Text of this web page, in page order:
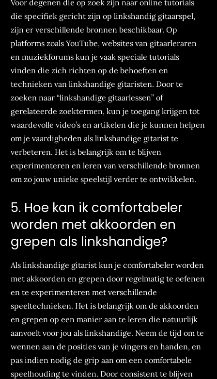
Voor degenen die op zoek zijn naar online tutorials
die specifiek gericht zijn op linkshandig gitaarspel,
zijn er verschillende bronnen beschikbaar. Op
platforms zoals YouTube, websites van gitaarleraren
en muziekforums kun je vaak speciale tutorials
vinden die zich richten op de behoeften en
technieken van linkshandige gitaristen. Door te
zoeken naar “linkshandige gitaarlessen” of
gerelateerde zoektermen, kun je toegang krijgen tot
waardevolle video’s en artikelen die je kunnen helpen
om je vaardigheden als linkshandige gitarist te
verbeteren. Het is belangrijk om te blijven
experimenteren en leren van verschillende bronnen
om zo jouw unieke speelstijl verder te ontwikkelen.
5. Hoe kan ik comfortabeler
worden met akkoorden en
grepen als linkshandige?
Als linkshandige gitarist kun je comfortabeler worden
met akkoorden en grepen door regelmatig te oefenen
en te experimenteren met verschillende
speeltechnieken. Het is belangrijk om de akkoorden
en grepen op een manier aan te leren die natuurlijk
aanvoelt voor jou als linkshandige. Neem de tijd om te
wennen aan de posities van je vingers en handen, en
pas indien nodig de grip aan om een comfortabele
speelhouding te vinden. Door consistent te blijven